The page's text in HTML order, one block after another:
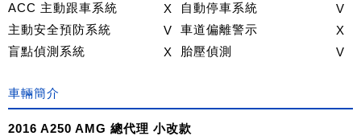
ACC 主動跟車系統
X 自動停車系統
V
主動安全預防系統
V 車道偏離警示
X
盲點偵測系統
X 胎壓偵測 V
車輛簡介
2016 A250 AMG 總代理 小改款